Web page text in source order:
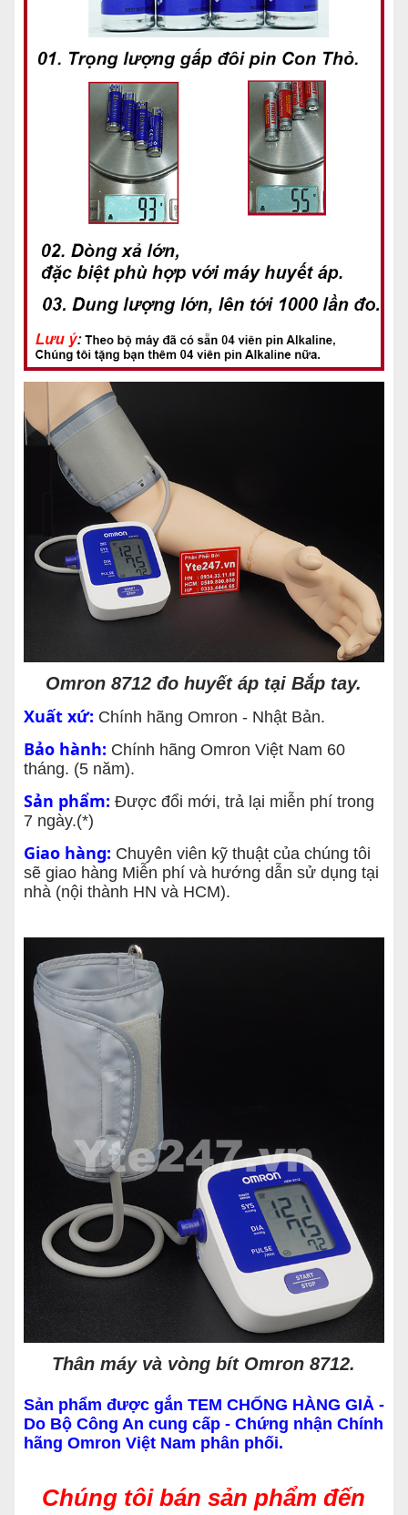
Omron 8712 đo huyết áp tại Bắp tay.
Xuất xứ: Chính hãng Omron - Nhật Bản.
Bảo hành: Chính hãng Omron Việt Nam 60
tháng. (5 năm).
Sản phẩm: Được đổi mới, trả lại miễn phí trong
7 ngày.(*)
Giao hàng: Chuyên viên kỹ thuật của chúng tôi
sẽ giao hàng Miễn phí và hướng dẫn sử dụng tại
nhà (nội thành HN và HCM).
Thân máy và vòng bít Omron 8712.
Sản phẩm được gắn TEM CHỐNG HÀNG GIẢ -
Do Bộ Công An cung cấp - Chứng nhận Chính
hãng Omron Việt Nam phân phối.
Chúng tôi bán sản phẩm đến